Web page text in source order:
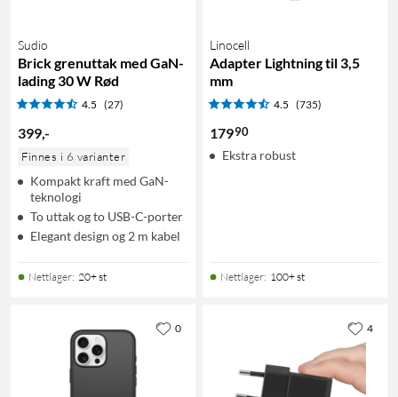
Sudio
Brick grenuttak med GaN-
lading 30 W Rød
4.5 (27)
399,-
Finnes i 6 varianter
Kompakt kraft med GaN-
teknologi
To uttak og to USB-C-porter
Elegant design og 2 m kabel
Nettlager: 20+ st
Linocell
Adapter Lightning til 3,5
mm
4.5 (735)
17990
Ekstra robust
Nettlager: 100+ st
0 4